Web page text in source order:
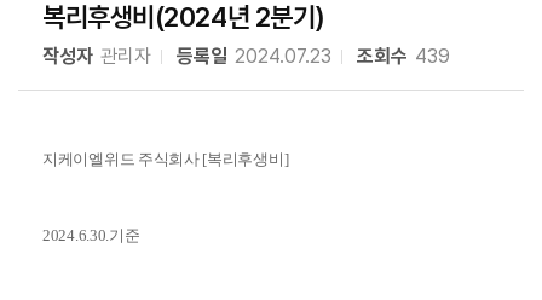
복리후생비(2024년 2분기)
작성자 관리자 등록일 2024.07.23 조회수 439
지케이엘위드 주식회사 [복리후생비]
2024.6.30.기준